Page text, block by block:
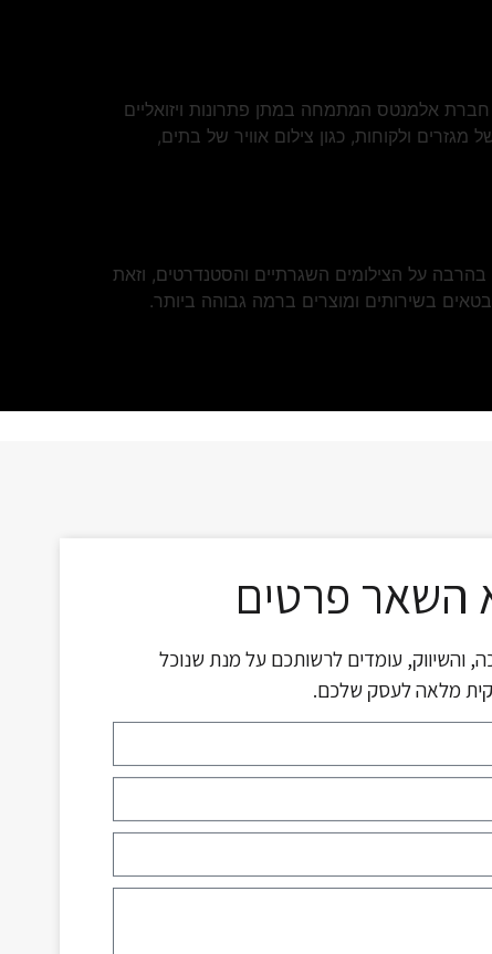
חברת אלמנטס המתמחה במתן פתרונות ויזואליים
ולקוחות, כגון צילום אוויר של בתים,
בהרבה על הצילומים השגרתיים והסטנדרטים, וזאת
בשירותים ומוצרים ברמה גבוהה ביותר.
השאר פרטים
והשיווק, עומדים לרשותכם על מנת שנוכל
מלאה לעסק שלכם.